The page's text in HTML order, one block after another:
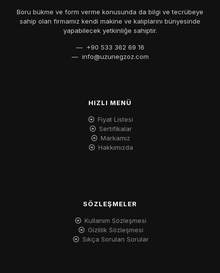
Boru bükme ve form verme konusunda da bilgi ve tecrübeye
sahip olan firmamız kendi makine ve kalıplarını bünyesinde
yapabilecek yetkinliğe sahiptir.
— +90 533 362 69 16
— info@uzunegzoz.com
HIZLI MENÜ
Fiyat Listesi
Sertifikalar
Markamız
Hakkımızda
SÖZLEŞMELER
Kullanım Sözleşmesi
Gizlilik Sözleşmesi
Sıkça Sorulan Sorular